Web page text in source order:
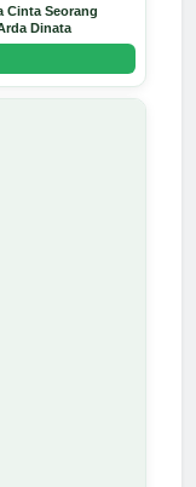
Cinta Seorang
Dinata